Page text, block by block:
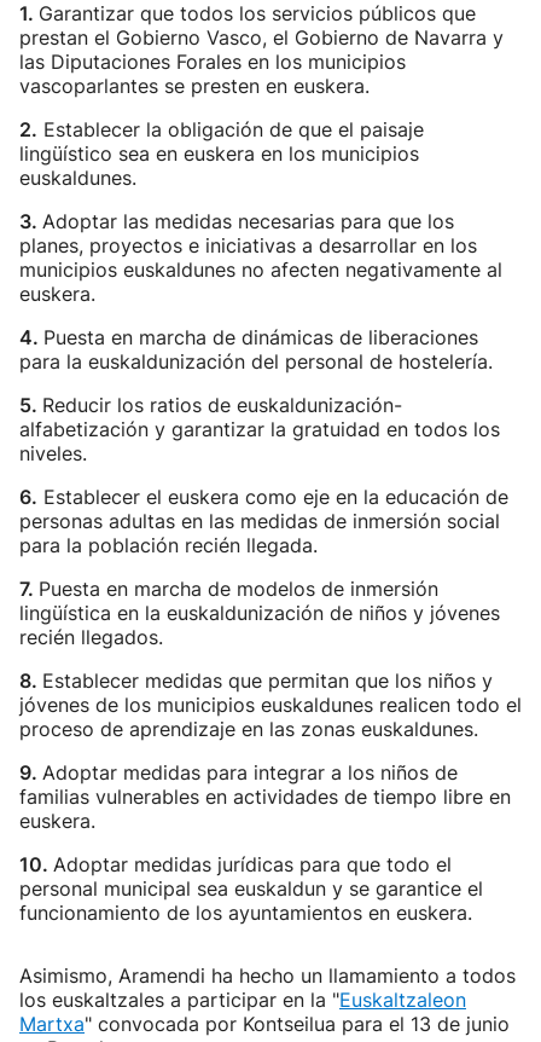
1. Garantizar que todos los servicios públicos que
prestan el Gobierno Vasco, el Gobierno de Navarra y
las Diputaciones Forales en los municipios
vascoparlantes se presten en euskera.
2. Establecer la obligación de que el paisaje
lingüístico sea en euskera en los municipios
euskaldunes.
3. Adoptar las medidas necesarias para que los
planes, proyectos e iniciativas a desarrollar en los
municipios euskaldunes no afecten negativamente al
euskera.
4. Puesta en marcha de dinámicas de liberaciones
para la euskaldunización del personal de hostelería.
5. Reducir los ratios de euskaldunización-
alfabetización y garantizar la gratuidad en todos los
niveles.
6. Establecer el euskera como eje en la educación de
personas adultas en las medidas de inmersión social
para la población recién llegada.
7. Puesta en marcha de modelos de inmersión
lingüística en la euskaldunización de niños y jóvenes
recién llegados.
8. Establecer medidas que permitan que los niños y
jóvenes de los municipios euskaldunes realicen todo el
proceso de aprendizaje en las zonas euskaldunes.
9. Adoptar medidas para integrar a los niños de
familias vulnerables en actividades de tiempo libre en
euskera.
10. Adoptar medidas jurídicas para que todo el
personal municipal sea euskaldun y se garantice el
funcionamiento de los ayuntamientos en euskera.
Asimismo, Aramendi ha hecho un llamamiento a todos
los euskaltzales a participar en la "Euskaltzaleon
Martxa" convocada por Kontseilua para el 13 de junio